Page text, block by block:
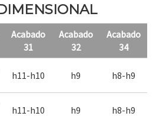
Acabado
31
Acabado
32
Acabado
34
h11-h10 h9 h8-h9
h11-h10 h9 h8-h9